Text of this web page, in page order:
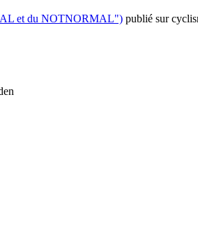
et du NOTNORMAL") publié sur